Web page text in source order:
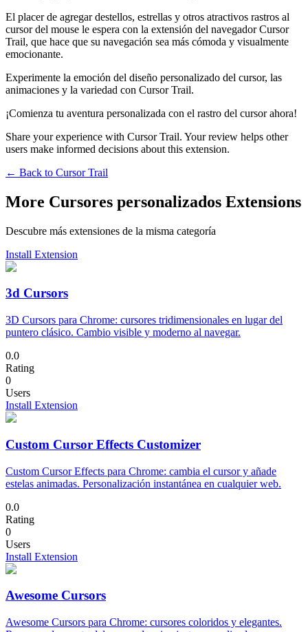
El placer de agregar destellos, estrellas y otros atractivos rastros al
cursor del mouse le espera con la extensión del navegador Cursor
Trail, que hace que su navegación sea más cómoda y visualmente
emocionante.
Experimente la emoción del diseño personalizado del cursor, las
animaciones y la variedad con Cursor Trail.
¡Comienza tu aventura personalizada con el rastro del cursor ahora!
Share your experience with Cursor Trail. Your review helps other
users make informed decisions about this extension.
← Back to Cursor Trail
More Cursores personalizados Extensions
Descubre más extensiones de la misma categoría
Install Extension
3d Cursors
3D Cursors para Chrome: cursores tridimensionales en lugar del
puntero clásico. Cambio visible y moderno al navegar.
0.0
Rating
0
Users
Install Extension
Custom Cursor Effects Customizer
Custom Cursor Effects para Chrome: cambia el cursor y añade
estelas animadas. Personalización instantánea en cualquier web.
0.0
Rating
0
Users
Install Extension
Awesome Cursors
Awesome Cursors para Chrome: cursores coloridos y elegantes.